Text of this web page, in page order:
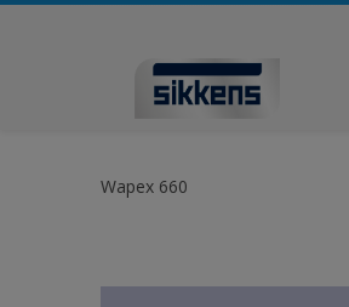
Wapex 660